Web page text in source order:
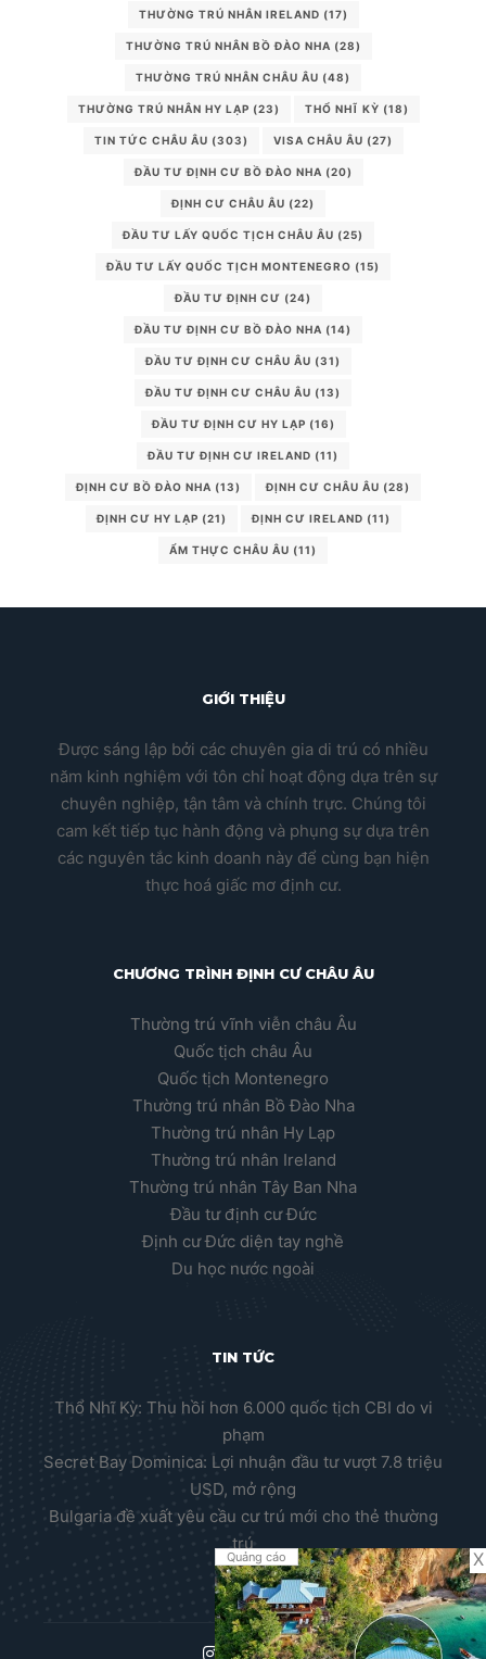
THƯỜNG TRÚ NHÂN IRELAND (17)
THƯỜNG TRÚ NHÂN BỒ ĐÀO NHA (28)
THƯỜNG TRÚ NHÂN CHÂU ÂU (48)
THƯỜNG TRÚ NHÂN HY LẠP (23) THỔ NHĨ KỲ (18)
TIN TỨC CHÂU ÂU (303) VISA CHÂU ÂU (27)
ĐẦU TƯ ĐỊNH CƯ BỒ ĐÀO NHA (20)
ĐỊNH CƯ CHÂU ÂU (22)
ĐẦU TƯ LẤY QUỐC TỊCH CHÂU ÂU (25)
ĐẦU TƯ LẤY QUỐC TỊCH MONTENEGRO (15)
ĐẦU TƯ ĐỊNH CƯ (24)
ĐẦU TƯ ĐỊNH CƯ BỒ ĐÀO NHA (14)
ĐẦU TƯ ĐỊNH CƯ CHÂU ÂU (31)
ĐẦU TƯ ĐỊNH CƯ CHÂU ÂU (13)
ĐẦU TƯ ĐỊNH CƯ HY LẠP (16)
ĐẦU TƯ ĐỊNH CƯ IRELAND (11)
ĐỊNH CƯ BỒ ĐÀO NHA (13) ĐỊNH CƯ CHÂU ÂU (28)
ĐỊNH CƯ HY LẠP (21) ĐỊNH CƯ IRELAND (11)
ẨM THỰC CHÂU ÂU (11)
GIỚI THIỆU
Được sáng lập bởi các chuyên gia di trú có nhiều
năm kinh nghiệm với tôn chỉ hoạt động dựa trên sự
chuyên nghiệp, tận tâm và chính trực. Chúng tôi
cam kết tiếp tục hành động và phụng sự dựa trên
các nguyên tắc kinh doanh này để cùng bạn hiện
thực hoá giấc mơ định cư.
CHƯƠNG TRÌNH ĐỊNH CƯ CHÂU ÂU
Thường trú vĩnh viễn châu Âu
Quốc tịch châu Âu
Quốc tịch Montenegro
Thường trú nhân Bồ Đào Nha
Thường trú nhân Hy Lạp
Thường trú nhân Ireland
Thường trú nhân Tây Ban Nha
Đầu tư định cư Đức
Định cư Đức diện tay nghề
Du học nước ngoài
TIN TỨC
Thổ Nhĩ Kỳ: Thu hồi hơn 6.000 quốc tịch CBI do vi
phạm
Secret Bay Dominica: Lợi nhuận đầu tư vượt 7.8 triệu
USD, mở rộng
Bulgaria đề xuất yêu cầu cư trú mới cho thẻ thường
trú
Quảng cáo X